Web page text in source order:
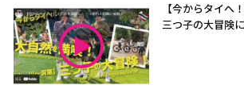
【今からタイへ
三つ子の大冒険